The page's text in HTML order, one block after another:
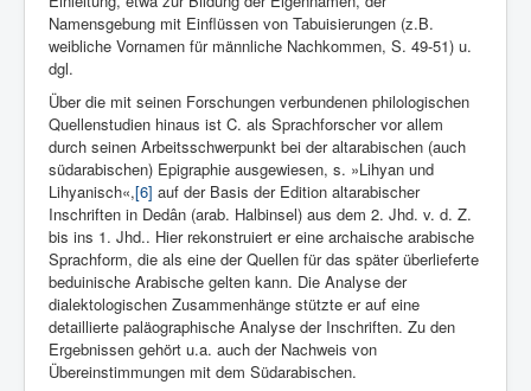
Namensgebung mit Einflüssen von Tabuisierungen (z.B.
weibliche Vornamen für männliche Nachkommen, S. 49-51) u.
dgl.
Über die mit seinen Forschungen verbundenen philologischen
Quellenstudien hinaus ist C. als Sprachforscher vor allem
durch seinen Arbeitsschwerpunkt bei der altarabischen (auch
südarabischen) Epigraphie ausgewiesen, s. »Lihyan und
Lihyanisch«,[6] auf der Basis der Edition altarabischer
Inschriften in Dedân (arab. Halbinsel) aus dem 2. Jhd. v. d. Z.
bis ins 1. Jhd.. Hier rekonstruiert er eine archaische arabische
Sprachform, die als eine der Quellen für das später überlieferte
beduinische Arabische gelten kann. Die Analyse der
dialektologischen Zusammenhänge stützte er auf eine
detaillierte paläographische Analyse der Inschriften. Zu den
Ergebnissen gehört u.a. auch der Nachweis von
Übereinstimmungen mit dem Südarabischen.